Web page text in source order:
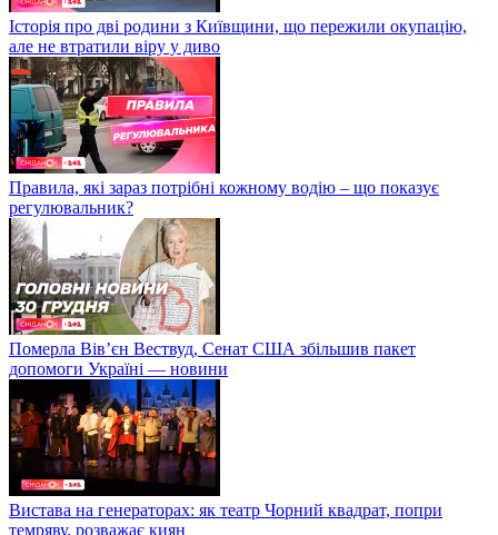
Історія про дві родини з Київщини, що пережили окупацію,
але не втратили віру у диво
Правила, які зараз потрібні кожному водію – що показує
регулювальник?
Померла Вівʼєн Вествуд, Сенат США збільшив пакет
допомоги Україні — новини
Вистава на генераторах: як театр Чорний квадрат, попри
темряву, розважає киян